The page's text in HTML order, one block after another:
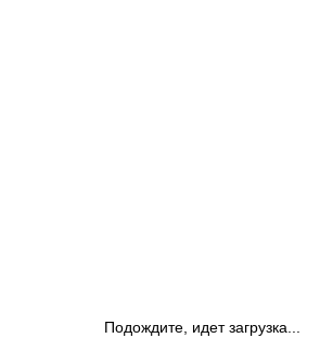
Подождите, идет загрузка...